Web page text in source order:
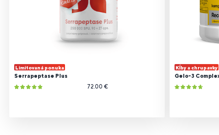
Limitovaná ponuka
Serrapeptase Plus
72.00 €
Kĺby a chrupavky
Gelo-3